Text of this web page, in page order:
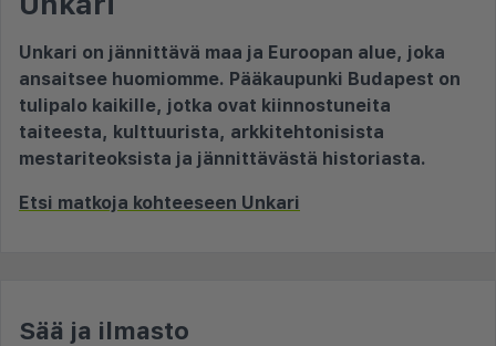
Unkari on jännittävä maa ja Euroopan alue, joka
ansaitsee huomiomme. Pääkaupunki Budapest on
tulipalo kaikille, jotka ovat kiinnostuneita
taiteesta, kulttuurista, arkkitehtonisista
mestariteoksista ja jännittävästä historiasta.
Etsi matkoja kohteeseen Unkari
Sää ja ilmasto